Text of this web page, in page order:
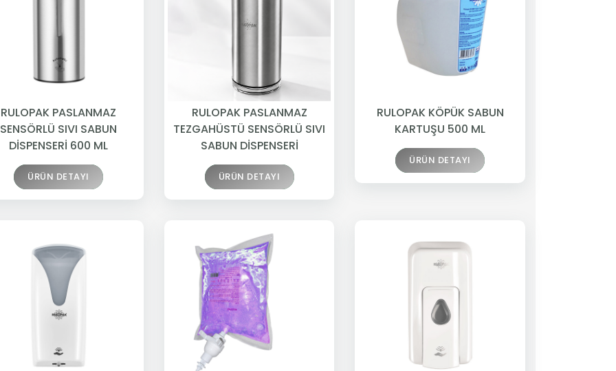
RULOPAK PASLANMAZ
SENSÖRLÜ SIVI SABUN
DİSPENSERİ 600 ML
ÜRÜN DETAYI
RULOPAK PASLANMAZ
TEZGAHÜSTÜ SENSÖRLÜ SIVI
SABUN DİSPENSERİ
ÜRÜN DETAYI
RULOPAK KÖPÜK SABUN
KARTUŞU 500 ML
ÜRÜN DETAYI